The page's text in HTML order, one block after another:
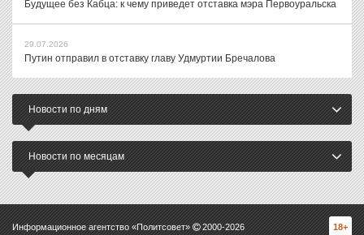
Будущее без Кабца: к чему приведет отставка мэра Первоуральска
29.07.2026
Путин отправил в отставку главу Удмуртии Бречалова
Новости по дням
Новости по месяцам
Информационное агентство «Политсовет» 2000-2026
18+